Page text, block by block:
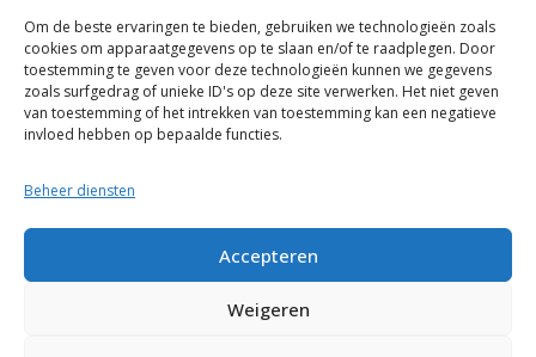
Om de beste ervaringen te bieden, gebruiken we technologieën zoals
cookies om apparaatgegevens op te slaan en/of te raadplegen. Door
toestemming te geven voor deze technologieën kunnen we gegevens
zoals surfgedrag of unieke ID's op deze site verwerken. Het niet geven
van toestemming of het intrekken van toestemming kan een negatieve
invloed hebben op bepaalde functies.
Beheer diensten
Accepteren
Weigeren
PRODUCTEN ZOEKEN
Zoeken
naar:
Zoeken
10